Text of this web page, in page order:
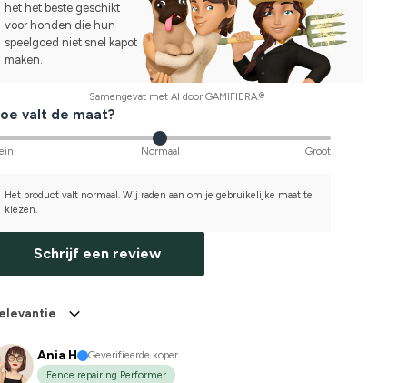
het het beste geschikt
voor honden die hun
speelgoed niet snel kapot
maken.
Samengevat met AI door GAMIFIERA.®
valt de maat?
Normaal Groot
Het product valt normaal. Wij raden aan om je gebruikelijke maat te
kiezen.
Schrijf een review
Ania H
Geverifieerde koper
Fence repairing Performer